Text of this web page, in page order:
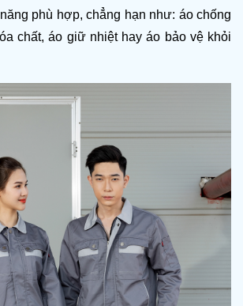
phù hợp, chẳng hạn như: áo chống
chất, áo giữ nhiệt hay áo bảo vệ khỏi